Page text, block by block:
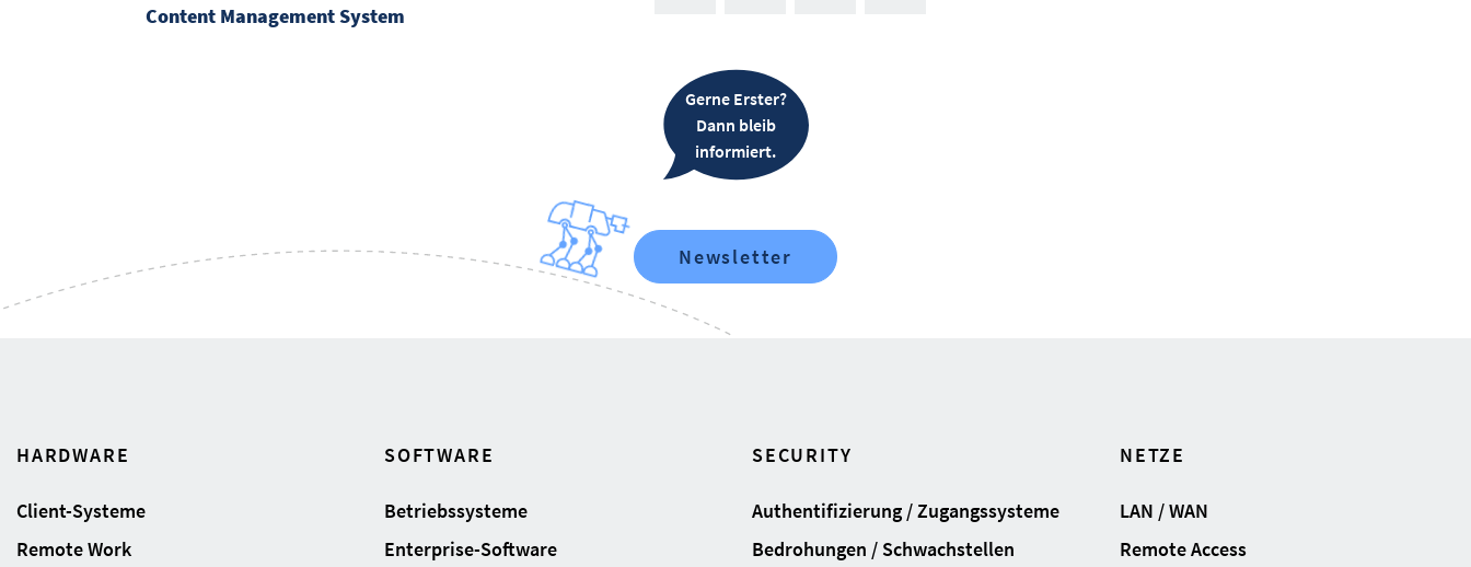
Content Management System
Gerne Erster?
Dann bleib
informiert.
Newsletter
HARDWARE
Client-Systeme
Remote Work
SOFTWARE
Betriebssysteme
Enterprise-Software
SECURITY
Authentifizierung / Zugangssysteme
Bedrohungen / Schwachstellen
NETZE
LAN / WAN
Remote Access